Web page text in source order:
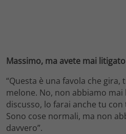
Massimo, ma avete mai
“Questa è una favola che gira,
melone. No, non abbiamo
discusso, lo farai anche tu
Sono cose normali, ma non
davvero”.